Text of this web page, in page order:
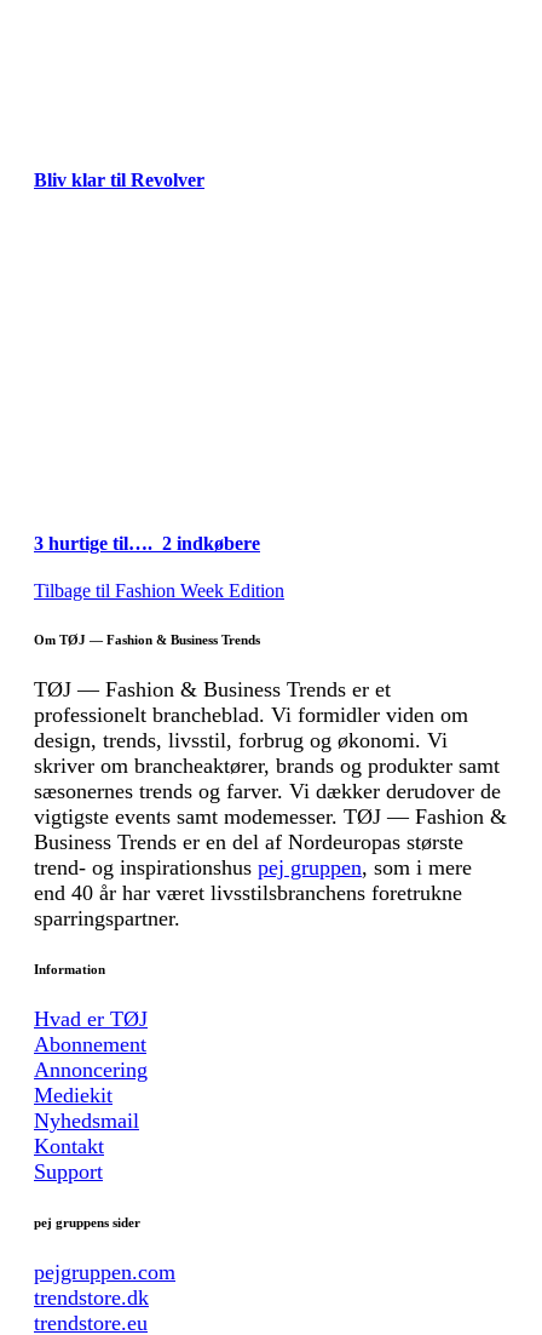
Bliv klar til Revolver
3 hurtige til…. 2 indkøbere
Tilbage til Fashion Week Edition
Om TØJ — Fashion & Business Trends
TØJ — Fashion & Business Trends er et
professionelt brancheblad. Vi formidler viden om
design, trends, livsstil, forbrug og økonomi. Vi
skriver om brancheaktører, brands og produkter samt
sæsonernes trends og farver. Vi dækker derudover de
vigtigste events samt modemesser. TØJ — Fashion &
Business Trends er en del af Nordeuropas største
trend- og inspirationshus pej gruppen, som i mere
end 40 år har været livsstilsbranchens foretrukne
sparringspartner.
Information
Hvad er TØJ
Abonnement
Annoncering
Mediekit
Nyhedsmail
Kontakt
Support
pej gruppens sider
pejgruppen.com
trendstore.dk
trendstore.eu